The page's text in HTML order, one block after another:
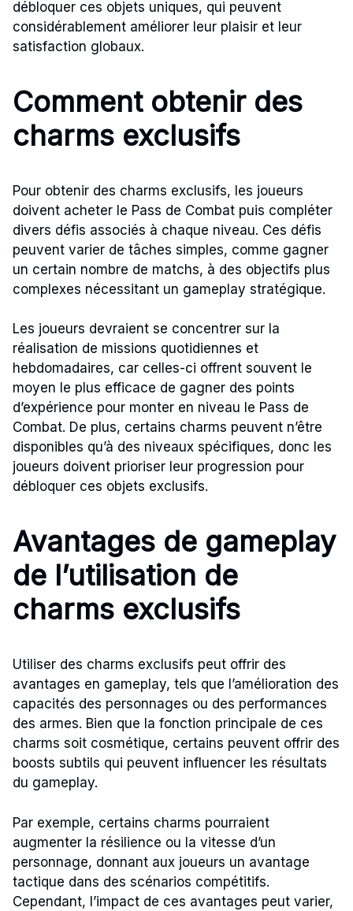
débloquer ces objets uniques, qui peuvent
considérablement améliorer leur plaisir et leur
satisfaction globaux.
Comment obtenir des
charms exclusifs
Pour obtenir des charms exclusifs, les joueurs
doivent acheter le Pass de Combat puis compléter
divers défis associés à chaque niveau. Ces défis
peuvent varier de tâches simples, comme gagner
un certain nombre de matchs, à des objectifs plus
complexes nécessitant un gameplay stratégique.
Les joueurs devraient se concentrer sur la
réalisation de missions quotidiennes et
hebdomadaires, car celles-ci offrent souvent le
moyen le plus efficace de gagner des points
d’expérience pour monter en niveau le Pass de
Combat. De plus, certains charms peuvent n’être
disponibles qu’à des niveaux spécifiques, donc les
joueurs doivent prioriser leur progression pour
débloquer ces objets exclusifs.
Avantages de gameplay
de l’utilisation de
charms exclusifs
Utiliser des charms exclusifs peut offrir des
avantages en gameplay, tels que l’amélioration des
capacités des personnages ou des performances
des armes. Bien que la fonction principale de ces
charms soit cosmétique, certains peuvent offrir des
boosts subtils qui peuvent influencer les résultats
du gameplay.
Par exemple, certains charms pourraient
augmenter la résilience ou la vitesse d’un
personnage, donnant aux joueurs un avantage
tactique dans des scénarios compétitifs.
Cependant, l’impact de ces avantages peut varier,